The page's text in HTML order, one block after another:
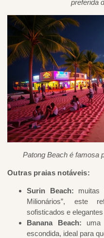
preferida
Patong Beach é famosa
Outras praias notáveis:
Surin Beach: muitas
Milionários”, este
sofisticados e
Banana Beach: uma
escondida, ideal para